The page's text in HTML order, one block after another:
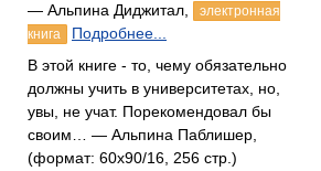
— Альпина Диджитал,
электронная
книга
Подробнее...
В этой книге - то, чему обязательно
должны учить в университетах, но,
увы, не учат. Порекомендовал бы
своим… — Альпина Паблишер,
(формат: 60x90/16, 256 стр.)